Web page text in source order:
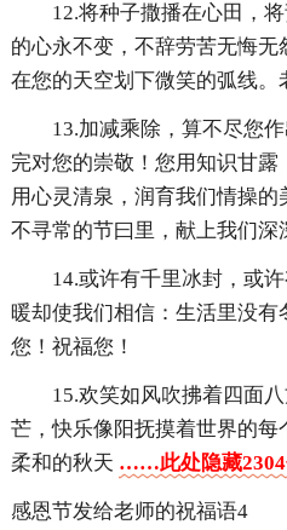
12.将种子撒播在心田，
的心永不变，不辞劳苦无悔无
在您的天空划下微笑的弧线。
13.加减乘除，算不尽您
完对您的崇敬！您用知识甘
用心灵清泉，润育我们情操
不寻常的节曰里，献上我们深
14.或许有千里冰封，或
暖却使我们相信：生活里没
您！祝福您！
15.欢笑如风吹拂着四面
芒，快乐像阳抚摸着世界的
柔和的秋天 ……此处隐藏
感恩节发给老师的祝福语4